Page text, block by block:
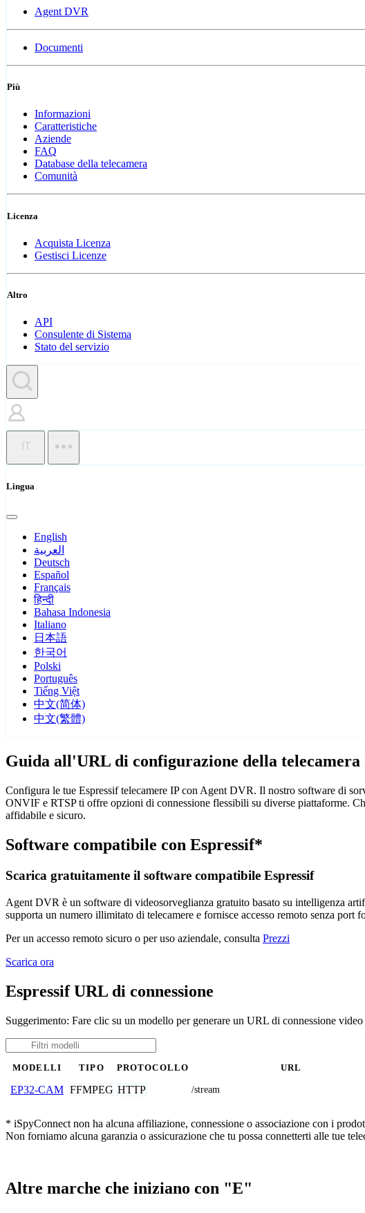
Agent DVR
Documenti
Più
Informazioni
Caratteristiche
Aziende
FAQ
Database della telecamera
Comunità
Licenza
Acquista Licenza
Gestisci Licenze
Altro
API
Consulente di Sistema
Stato del servizio
IT
Lingua
English
العربية
Deutsch
Español
Français
हिन्दी
Bahasa Indonesia
Italiano
日本語
한국어
Polski
Português
Tiếng Việt
中文(简体)
中文(繁體)
Guida all'URL di configurazione della telecamera
Configura le tue Espressif telecamere IP con Agent DVR. Il nostro software di
ONVIF e RTSP ti offre opzioni di connessione flessibili su diverse piattaforme.
affidabile e sicuro.
Software compatibile con Espressif*
Scarica gratuitamente il software compatibile Espressif
Agent DVR è un software di videosorveglianza gratuito basato su intelligenza
supporta un numero illimitato di telecamere e fornisce accesso remoto senza
Per un accesso remoto sicuro o per uso aziendale, consulta Prezzi
Scarica ora
Espressif URL di connessione
Suggerimento: Fare clic su un modello per generare un URL di connessione
MODELLI TIPO PROTOCOLLO URL
EP32-CAM FFMPEG HTTP /stream
* iSpyConnect non ha alcuna affiliazione, connessione o associazione con i
Non forniamo alcuna garanzia o assicurazione che tu possa connetterti alle tue
Altre marche che iniziano con "E"